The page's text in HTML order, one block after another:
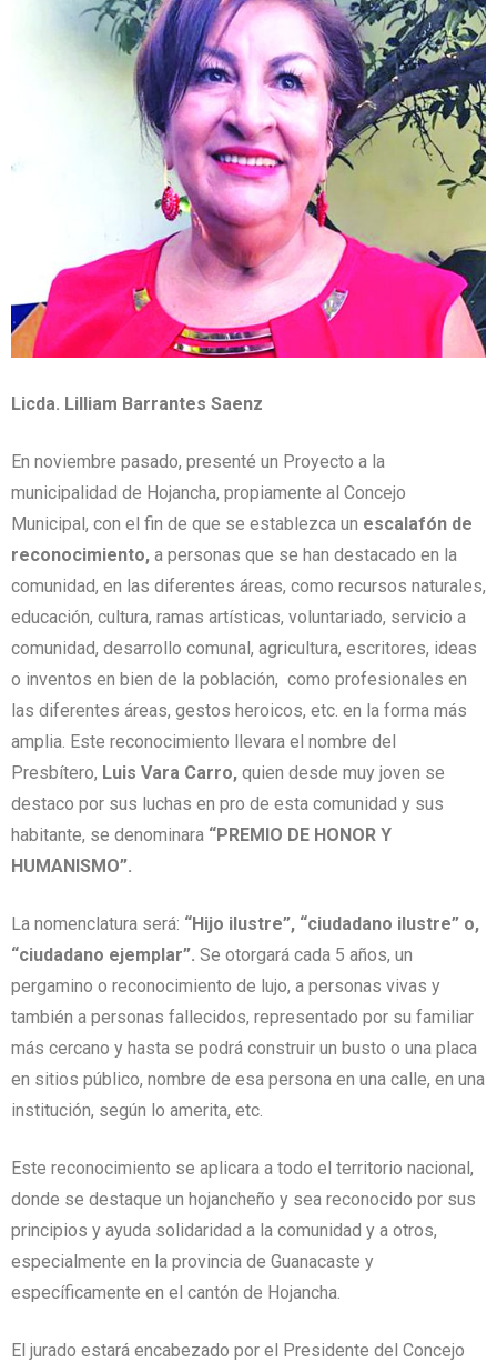
Licda. Lilliam Barrantes Saenz
En noviembre pasado, presenté un Proyecto a la
municipalidad de Hojancha, propiamente al Concejo
Municipal, con el fin de que se establezca un escalafón de
reconocimiento, a personas que se han destacado en la
comunidad, en las diferentes áreas, como recursos naturales,
educación, cultura, ramas artísticas, voluntariado, servicio a
comunidad, desarrollo comunal, agricultura, escritores, ideas
o inventos en bien de la población, como profesionales en
las diferentes áreas, gestos heroicos, etc. en la forma más
amplia. Este reconocimiento llevara el nombre del
Presbítero, Luis Vara Carro, quien desde muy joven se
destaco por sus luchas en pro de esta comunidad y sus
habitante, se denominara “PREMIO DE HONOR Y
HUMANISMO”.
La nomenclatura será: “Hijo ilustre”, “ciudadano ilustre” o,
“ciudadano ejemplar”. Se otorgará cada 5 años, un
pergamino o reconocimiento de lujo, a personas vivas y
también a personas fallecidos, representado por su familiar
más cercano y hasta se podrá construir un busto o una placa
en sitios público, nombre de esa persona en una calle, en una
institución, según lo amerita, etc.
Este reconocimiento se aplicara a todo el territorio nacional,
donde se destaque un hojancheño y sea reconocido por sus
principios y ayuda solidaridad a la comunidad y a otros,
especialmente en la provincia de Guanacaste y
específicamente en el cantón de Hojancha.
El jurado estará encabezado por el Presidente del Concejo